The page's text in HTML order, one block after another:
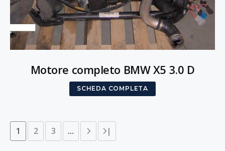
Motore completo BMW X5 3.0 D
SCHEDA COMPLETA
1 2 3 ... |